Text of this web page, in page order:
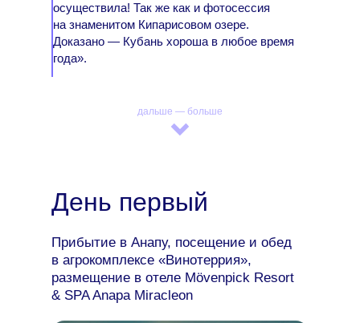
осуществила! Так же как и фотосессия
на знаменитом Кипарисовом озере.
Доказано — Кубань хороша в любое время
года».
дальше — больше
Прибытие в Анапу, посещение и обед
в агрокомплексе «Винотеррия»,
размещение в отеле Mövenpick Resort
& SPA Anapa Miracleon
День первый